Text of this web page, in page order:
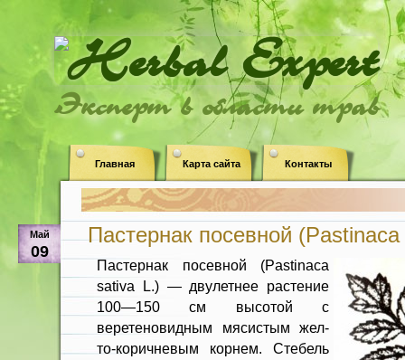
Эксперт в области трав
Главная Карта сайта Контакты
Май
09
Пастернак посевной
Пастернак посевной (Pastinaca
sativa L.) — двулетнее растение
100—150 см высо­той с
веретеновидным мясистым жел­
то-коричневым корнем. Стебель